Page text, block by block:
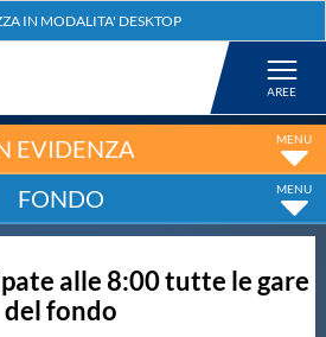
EVIDENZA
FONDO
alle 8:00 tutte le gare
del fondo